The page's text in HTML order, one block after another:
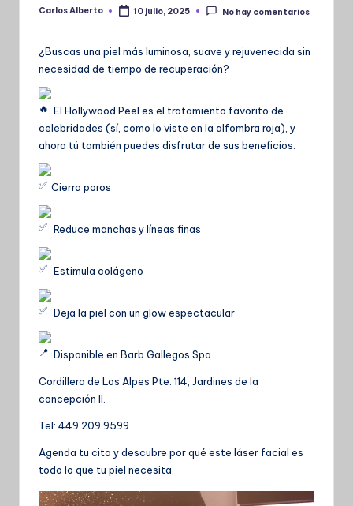
Publicado
Carlos Alberto 10 julio, 2025 No hay comentarios
¿Buscas una piel más luminosa, suave y rejuvenecida sin
necesidad de tiempo de recuperación?
El Hollywood Peel es el tratamiento favorito de
celebridades (sí, como lo viste en la alfombra roja), y
ahora tú también puedes disfrutar de sus beneficios:
Cierra poros
Reduce manchas y líneas finas
Estimula colágeno
Deja la piel con un glow espectacular
Disponible en Barb Gallegos Spa
Cordillera de Los Alpes Pte. 114, Jardines de la
concepción II.
Tel: 449 209 9599
Agenda tu cita y descubre por qué este láser facial es
todo lo que tu piel necesita.